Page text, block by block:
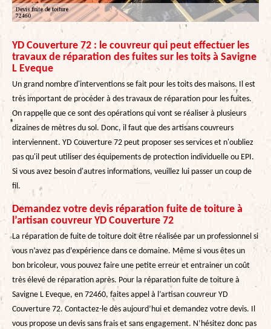
YD Couverture 72 : le couvreur qui peut effectuer les
travaux de réparation des fuites sur les toits à Savigne
L Eveque
Un grand nombre d'interventions se fait pour les toits des maisons. Il est
très important de procéder à des travaux de réparation pour les fuites.
On rappelle que ce sont des opérations qui vont se réaliser à plusieurs
dizaines de mètres du sol. Donc, il faut que des artisans couvreurs
interviennent. YD Couverture 72 peut proposer ses services et n'oubliez
pas qu'il peut utiliser des équipements de protection individuelle ou EPI.
Si vous avez besoin d'autres informations, veuillez lui passer un coup de
fil.
Demandez votre devis réparation fuite de toiture à
l’artisan couvreur YD Couverture 72
La réparation de fuite de toiture doit être réalisée par un professionnel si
vous n’avez pas d’expérience dans ce domaine. Même si vous êtes un
bon bricoleur, vous pouvez faire une petite erreur et entrainer un coût
très élevé de réparation après. Pour la réparation fuite de toiture à
Savigne L Eveque, en 72460, faites appel à l’artisan couvreur YD
Couverture 72. Contactez-le dès aujourd’hui et demandez votre devis. Il
vous propose un devis sans frais et sans engagement. N’hésitez donc pas